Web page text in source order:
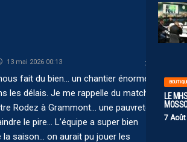
LE
7
13 mai 2026 00:13
fait du bien… un chantier énorme qui
les délais. Je me rappelle du match de
Rodez à Grammont… une pauvreté qui
le pire… L’équipe a super bien
la saison… on aurait pu jouer les